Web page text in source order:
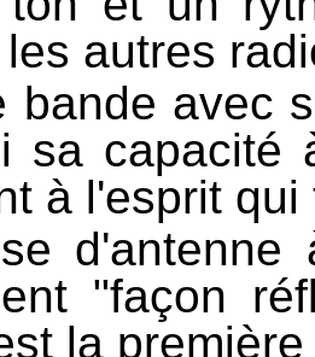
autres
bande avec
sa capacité
à l'esprit
"façon
la